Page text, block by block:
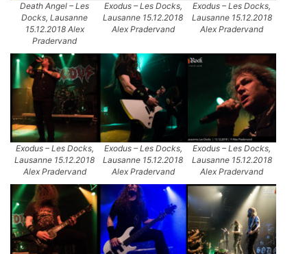
Death Angel – Les
Docks, Lausanne
15.12.2018 Alex
Pradervand
Exodus – Les Docks,
Lausanne 15.12.2018
Alex Pradervand
Exodus – Les Docks,
Lausanne 15.12.2018
Alex Pradervand
Exodus – Les Docks,
Lausanne 15.12.2018
Alex Pradervand
Exodus – Les Docks,
Lausanne 15.12.2018
Alex Pradervand
Exodus – Les Docks,
Lausanne 15.12.2018
Alex Pradervand